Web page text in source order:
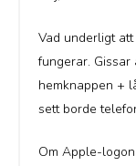
Vad underligt
fungerar.
hemknappen +
sett borde
Om Apple-